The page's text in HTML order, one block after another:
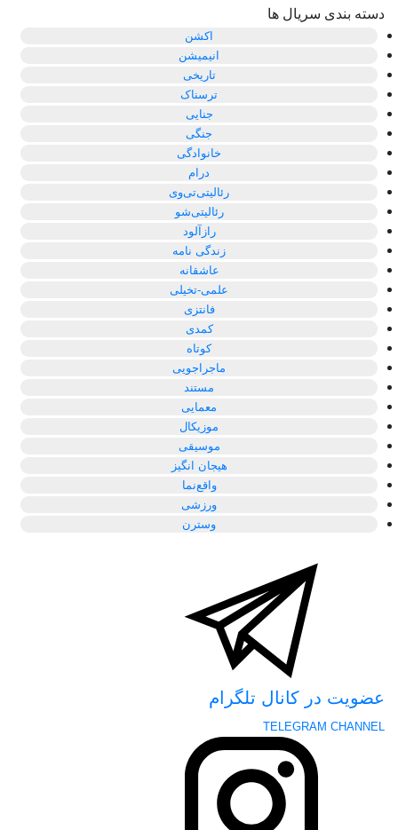
دسته بندی سریال ها
اکشن
انیمیشن
تاریخی
ترسناک
جنایی
جنگی
خانوادگی
درام
رئالیتی‌تی‌وی
رئالیتی‌شو
رازآلود
زندگی نامه
عاشقانه
علمی-تخیلی
فانتزی
کمدی
کوتاه
ماجراجویی
مستند
معمایی
موزیکال
موسیقی
هیجان انگیز
واقع‌نما
ورزشی
وسترن
عضویت در کانال تلگرام
TELEGRAM CHANNEL